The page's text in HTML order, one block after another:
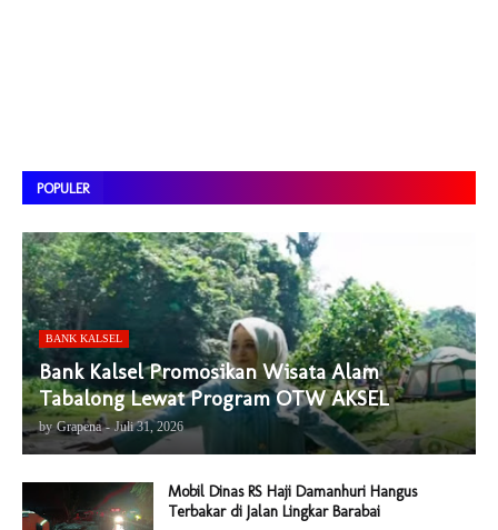
POPULER
BANK KALSEL
Bank Kalsel Promosikan Wisata Alam
Tabalong Lewat Program OTW AKSEL
by Grapena - Juli 31, 2026
Mobil Dinas RS Haji Damanhuri Hangus
Terbakar di Jalan Lingkar Barabai